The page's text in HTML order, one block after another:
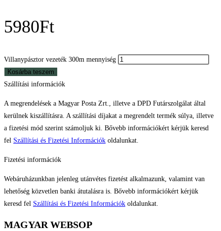
5980Ft
Villanypásztor vezeték 300m mennyiség
Kosárba teszem
Szállítási információk
A megrendelések a Magyar Posta Zrt., illetve a DPD Futárszolgálat által
kerülnek kiszállításra. A szállítási díjakat a megrendelt termék súlya, illetve
a fizetési mód szerint számoljuk ki. Bővebb információkért kérjük keresd
fel Szállítási és Fizetési Információk oldalunkat.
Fizetési információk
Webáruházunkban jelenleg utánvétes fizetést alkalmazunk, valamint van
lehetőség közvetlen banki átutalásra is. Bővebb információkért kérjük
keresd fel Szállítási és Fizetési Információk oldalunkat.
MAGYAR WEBSOP